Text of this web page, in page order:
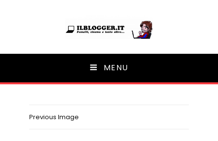
Ilblogger.it
Il portalino di blog | MENU
Previous Image